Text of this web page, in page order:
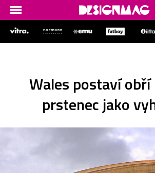
Wales postaví
prstenec jako